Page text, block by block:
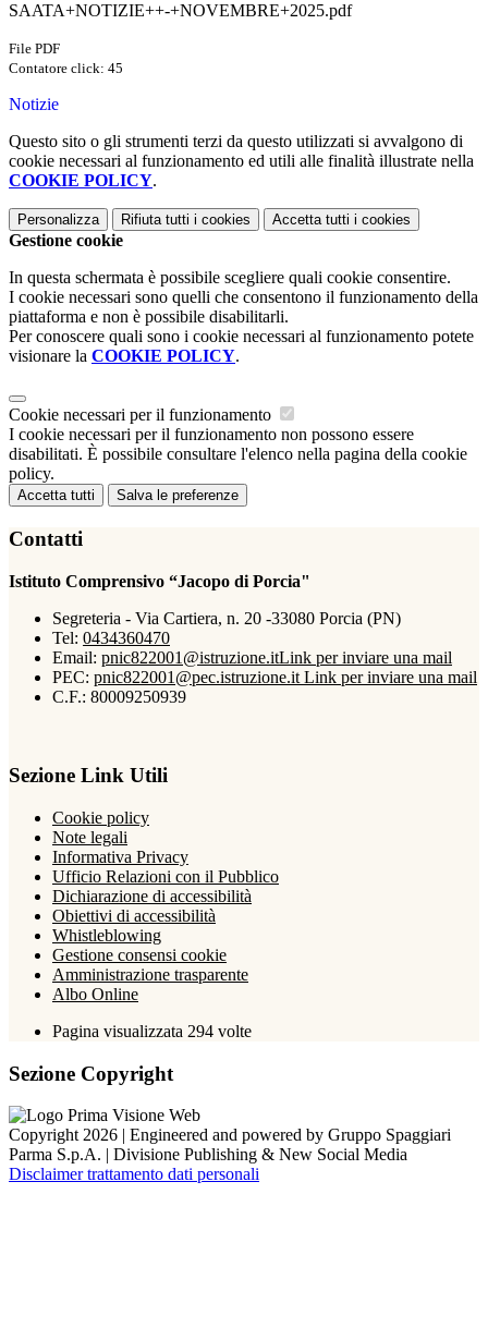
SAATA+NOTIZIE++-+NOVEMBRE+2025.pdf
File PDF
Contatore click: 45
Notizie
Questo sito o gli strumenti terzi da questo utilizzati si avvalgono di
cookie necessari al funzionamento ed utili alle finalità illustrate nella
COOKIE POLICY.
Personalizza Rifiuta tutti i cookies Accetta tutti i cookies
Gestione cookie
In questa schermata è possibile scegliere quali cookie consentire.
I cookie necessari sono quelli che consentono il funzionamento della
piattaforma e non è possibile disabilitarli.
Per conoscere quali sono i cookie necessari al funzionamento potete
visionare la COOKIE POLICY.
Cookie necessari per il funzionamento
I cookie necessari per il funzionamento non possono essere
disabilitati. È possibile consultare l'elenco nella pagina della cookie
policy.
Accetta tutti Salva le preferenze
Contatti
Istituto Comprensivo “Jacopo di Porcia"
Segreteria - Via Cartiera, n. 20 -33080 Porcia (PN)
Tel: 0434360470
Email: pnic822001@istruzione.itLink per inviare una mail
PEC: pnic822001@pec.istruzione.it Link per inviare una mail
C.F.: 80009250939
Sezione Link Utili
Cookie policy
Note legali
Informativa Privacy
Ufficio Relazioni con il Pubblico
Dichiarazione di accessibilità
Obiettivi di accessibilità
Whistleblowing
Gestione consensi cookie
Amministrazione trasparente
Albo Online
Pagina visualizzata 294 volte
Sezione Copyright
Copyright 2026 | Engineered and powered by Gruppo Spaggiari
Parma S.p.A. | Divisione Publishing & New Social Media
Disclaimer trattamento dati personali